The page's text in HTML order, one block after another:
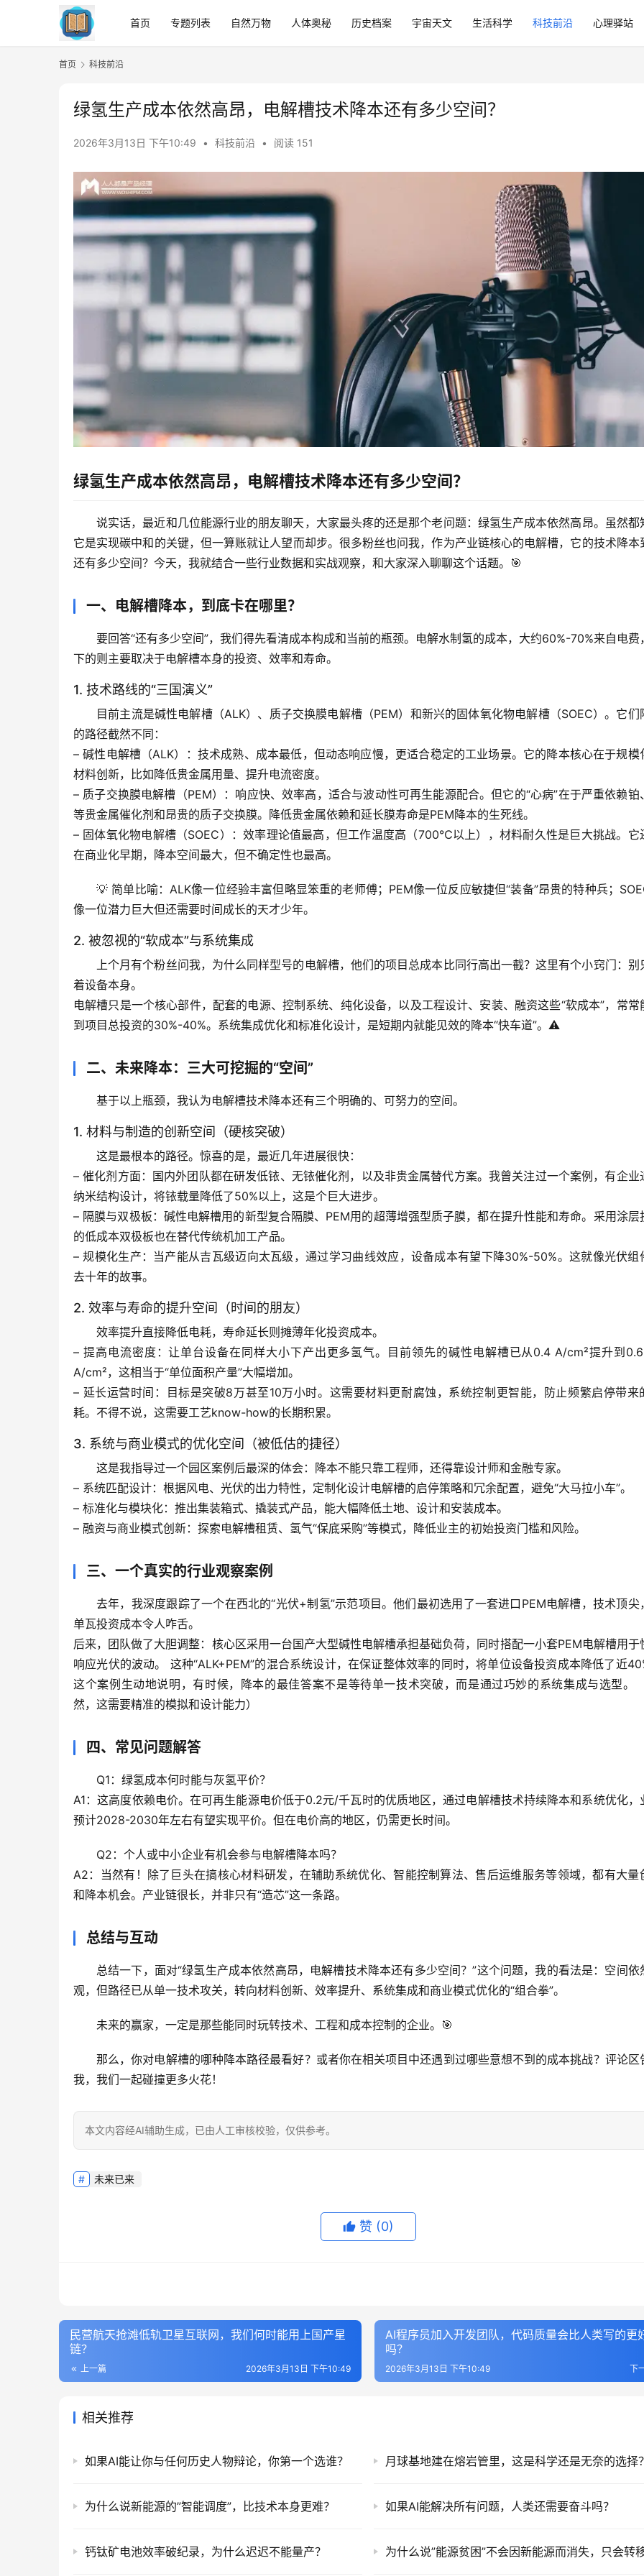
首页 专题列表 自然万物 人体奥秘 历史档案 宇宙天文 生活科学 科技前沿 心理驿站
首页 科技前沿
绿氢生产成本依然高昂，电解槽技术降本还有多少空间？
2026年3月13日 下午10:49 • 科技前沿 • 阅读 151
绿氢生产成本依然高昂，电解槽技术降本还有多少空间？
说实话，最近和几位能源行业的朋友聊天，大家最头疼的还是那个老问题： 绿氢生产成本依然高昂。虽然都
它是实现碳中和的关键，但一算账就让人望而却步。很多粉丝也问我，作为产业链核心的电解槽，它的技术降本
还有多少空间？今天，我就结合一些行业数据和实战观察，和大家深入聊聊这个话题。🎯
一、电解槽降本，到底卡在哪里？
要回答“还有多少空间”，我们得先看清成本构成和当前的瓶颈。电解水制氢的成本，大约60%-70%来自电费
下的则主要取决于电解槽本身的投资、效率和寿命。
1. 技术路线的“三国演义”
目前主流是碱性电解槽（ALK）、质子交换膜电解槽（PEM）和新兴的固体氧化物电解槽（SOEC）。它们
的路径截然不同：
– 碱性电解槽（ALK） ：技术成熟、成本最低，但动态响应慢，更适合稳定的工业场景。它的降本核心在于规模
材料创新，比如降低贵金属用量、提升电流密度。
– 质子交换膜电解槽（PEM）
：响应快、效率高，适合与波动性可再生能源配合。但它的“心病”在于严重依赖铂
等贵金属催化剂和昂贵的质子交换膜。 降低贵金属依赖和延长膜寿命是PEM降本的生死线。
– 固体氧化物电解槽（SOEC）
：效率理论值最高，但工作温度高（700℃以上），材料耐久性是巨大挑战。它
在商业化早期，降本空间最大，但不确定性也最高。
💡 简单比喻：ALK像一位经验丰富但略显笨重的老师傅；PEM像一位反应敏捷但“装备”昂贵的特种兵；
像一位潜力巨大但还需要时间成长的天才少年。
2. 被忽视的“软成本”与系统集成
上个月有个粉丝问我，为什么同样型号的电解槽，他们的项目总成本比同行高出一截？这里有个小窍门： 别
着设备本身。
电解槽只是一个核心部件，配套的电源、控制系统、纯化设备，以及工程设计、安装、融资这些“软成本”，常常
到项目总投资的30%-40%。系统集成优化和标准化设计，是短期内就能见效的降本“快车道”。⚠️
二、未来降本：三大可挖掘的“空间”
基于以上瓶颈，我认为电解槽技术降本还有三个明确的、可努力的空间。
1. 材料与制造的创新空间（硬核突破）
这是最根本的路径。惊喜的是，最近几年进展很快：
– 催化剂方面：国内外团队都在研发低铱、无铱催化剂，以及非贵金属替代方案。我曾关注过一个案例，有企业
纳米结构设计，将铱载量降低了50%以上，这是个巨大进步。
– 隔膜与双极板 ：碱性电解槽用的新型复合隔膜、PEM用的超薄增强型质子膜，都在提升性能和寿命。采用涂层
的低成本双极板也在替代传统机加工产品。
– 规模化生产 ：当产能从吉瓦级迈向太瓦级，通过学习曲线效应 ，设备成本有望下降30%-50%。这就像光伏组
去十年的故事。
2. 效率与寿命的提升空间（时间的朋友）
效率提升直接降低电耗，寿命延长则摊薄年化投资成本。
– 提高电流密度 ：让单台设备在同样大小下产出更多氢气。目前领先的碱性电解槽已从0.4 A/cm²提升到
A/cm²，这相当于“单位面积产量”大幅增加。
– 延长运营时间 ：目标是突破8万甚至10万小时。这需要材料更耐腐蚀，系统控制更智能，防止频繁启停带来
耗。 不得不说，这需要工艺know-how的长期积累。
3. 系统与商业模式的优化空间（被低估的捷径）
这是我指导过一个园区案例后最深的体会： 降本不能只靠工程师，还得靠设计师和金融专家。
– 系统匹配设计：根据风电、光伏的出力特性，定制化设计电解槽的启停策略和冗余配置，避免“大马拉小车”。
– 标准化与模块化：推出集装箱式、撬装式产品，能大幅降低土地、设计和安装成本。
– 融资与商业模式创新：探索电解槽租赁、氢气“保底采购”等模式，降低业主的初始投资门槛和风险。
三、一个真实的行业观察案例
去年，我深度跟踪了一个在西北的“光伏+制氢”示范项目。他们最初选用了一套进口PEM电解槽，技术顶尖
单瓦投资成本令人咋舌。
后来，团队做了大胆调整： 核心区采用一台国产大型碱性电解槽承担基础负荷，同时搭配一小套PEM电解槽用于
响应光伏的波动。
这种“ALK+PEM”的混合系统设计，在保证整体效率的同时，将单位设备投资成本降低了近
这个案例生动地说明，有时候，降本的最佳答案不是等待单一技术突破，而是通过巧妙的系统集成与选型。
然，这需要精准的模拟和设计能力）
四、常见问题解答
Q1：绿氢成本何时能与灰氢平价？
A1：这高度依赖电价。在可再生能源电价低于0.2元/千瓦时的优质地区，通过电解槽技术持续降本和系统优化，
预计2028-2030年左右有望实现平价。但在电价高的地区，仍需更长时间。
Q2：个人或中小企业有机会参与电解槽降本吗？
A2：当然有！除了巨头在搞核心材料研发，在辅助系统优化、智能控制算法、售后运维服务等领域，都有大量
和降本机会。产业链很长，并非只有“造芯”这一条路。
总结与互动
总结一下，面对“绿氢生产成本依然高昂，电解槽技术降本还有多少空间？”这个问题，我的看法是： 空间依
观，但路径已从单一技术攻关，转向材料创新、效率提升、系统集成和商业模式优化的“组合拳”。
未来的赢家，一定是那些能同时玩转技术、工程和成本控制的企业。🎯
那么，你对电解槽的哪种降本路径最看好？或者你在相关项目中还遇到过哪些意想不到的成本挑战？ 评论区
我，我们一起碰撞更多火花！
本文内容经AI辅助生成，已由人工审核校验，仅供参考。
未来已来
赞 (0)
民营航天抢滩低轨卫星互联网，我们何时能用上国产星
链？
上一篇 2026年3月13日 下午10:49
AI程序员加入开发团队，代码质量会比人类写的更
吗？
下
2026年3月13日 下午10:49
相关推荐
如果AI能让你与任何历史人物辩论，你第一个选谁？ 月球基地建在熔岩管里，这是科学还是无奈的选择？
为什么说新能源的”智能调度”，比技术本身更难？ 如果AI能解决所有问题，人类还需要奋斗吗？
钙钛矿电池效率破纪录，为什么迟迟不能量产？ 为什么说”能源贫困”不会因新能源而消失，只会转移